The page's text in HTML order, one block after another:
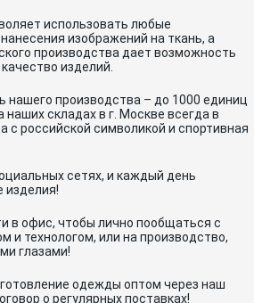
использовать любые
изображений на ткань, а
производства дает возможность
изделий.
нашего производства – до 1000 единиц
наших складах в г. Москве всегда в
с российской символикой и спортивная
сетях, и каждый день
изделия!
в офис, чтобы лично пообщаться с
и технологом, или на производство,
глазами!
одежды оптом через наш
о регулярных поставках!